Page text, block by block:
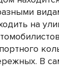
на
В